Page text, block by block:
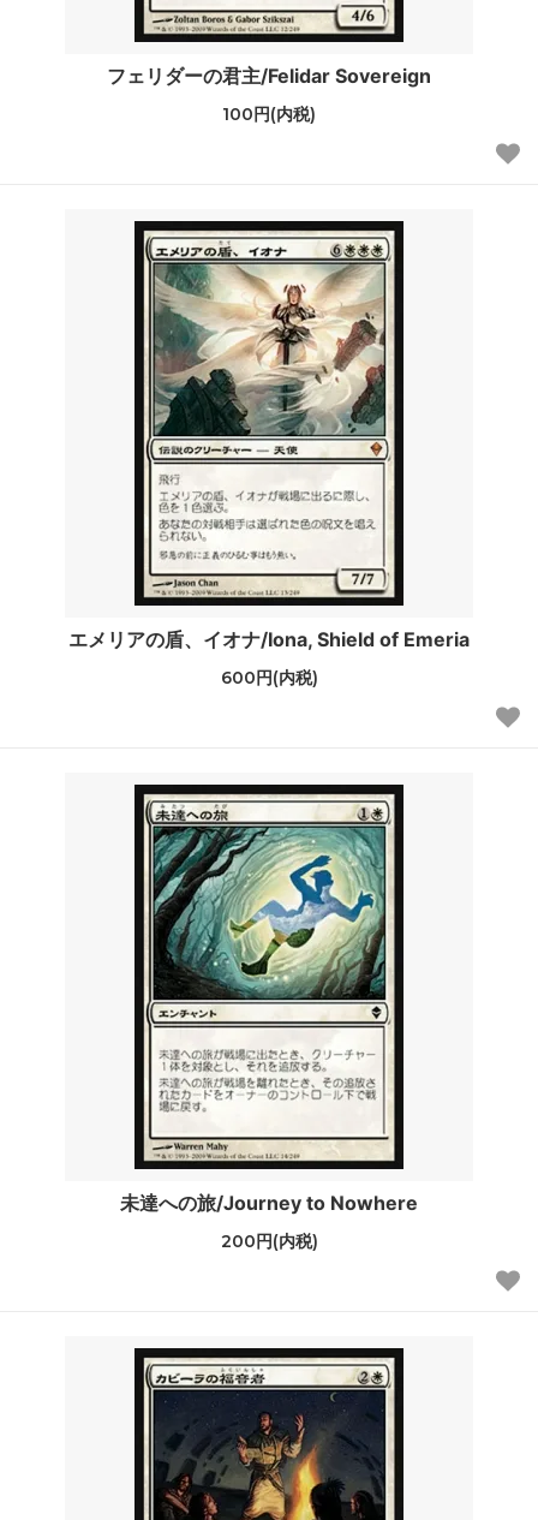
フェリダーの君主/Felidar Sovereign
100円(内税)
エメリアの盾、イオナ/Iona, Shield of Emeria
600円(内税)
未達への旅/Journey to Nowhere
200円(内税)